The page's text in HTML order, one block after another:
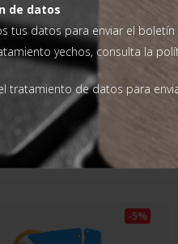
de datos
tus datos para enviar el
yechos, consulta la
tratamiento de datos para
coste al comprar un nº
-5%